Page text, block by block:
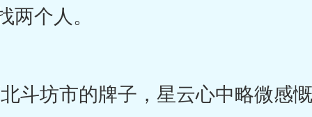
个人。
坊市的牌子，星云心中略微感